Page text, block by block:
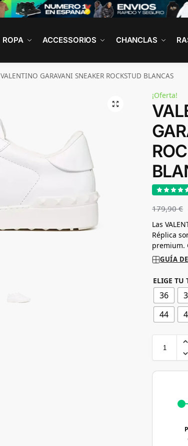
ROPA ACCESSORIOS CHANCLAS
VALENTINO GARAVANI SNEAKER ROCKSTUD BLANCAS
¡Oferta!
179,90€
Las
Réplica
premium.
GUÍA
ELIGE TU
36
44